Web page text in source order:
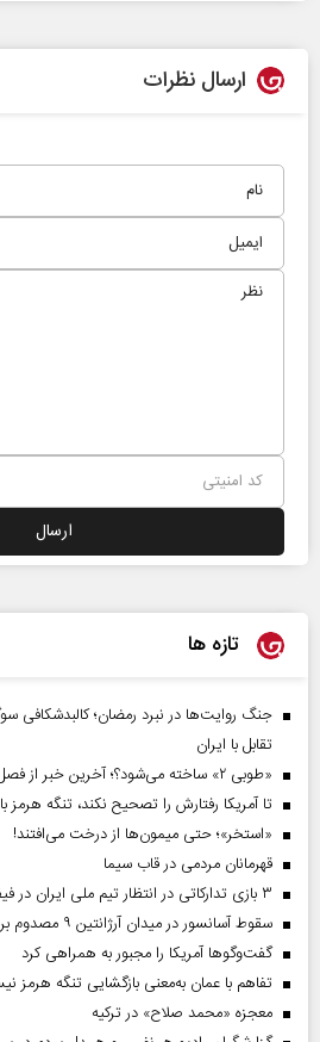
ارسال نظرات
تازه ها
جنگ روایت‌ها در نبرد رمضان؛ کالبدشکافی
تقابل با ایران
«طوبی ۲» ساخته می‌شود؟؛ آخرین خبر از فصل دوم سریال پربیننده تلویزیون
تا آمریکا رفتارش را تصحیح نکند، تنگه هرمز
«استخر»‌‌؛ حتی میمون‌ها از درخت می‌افتند!
قهرمانان مردمی در قاب سیما
۳ بازی تدارکاتی در انتظار تیم ملی ایران در فیفادی مهر
سقوط آسانسور در میدان آرژانتین ۹ مصدوم برجا گذاشت
گفت‌وگوها آمریکا را مجبور به همراهی کرد
تفاهم با عمان به‌معنی بازگشایی تنگه هرمز
معجزه «محمد صلاح» در ترکیه